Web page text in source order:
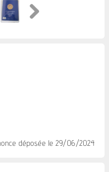
déposée le 29/06/2024